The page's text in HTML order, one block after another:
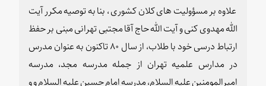
علاوه بر مسؤولیت های کلان کشوری ، بنا به توصیه مکرر آیت
الله مهدوی کنی و آیت الله حاج آقا مجتبی تهرانی مبنی بر حفظ
ارتباط درسی خود با طلاب، از سال ۸۰ تاکنون به عنوان مدرس
در مدارس علمیه تهران از جمله مدرسه مجد، مدرسه
امیرالمومنین علیه السلام، مدرسه امام حسین علیه السلام و و